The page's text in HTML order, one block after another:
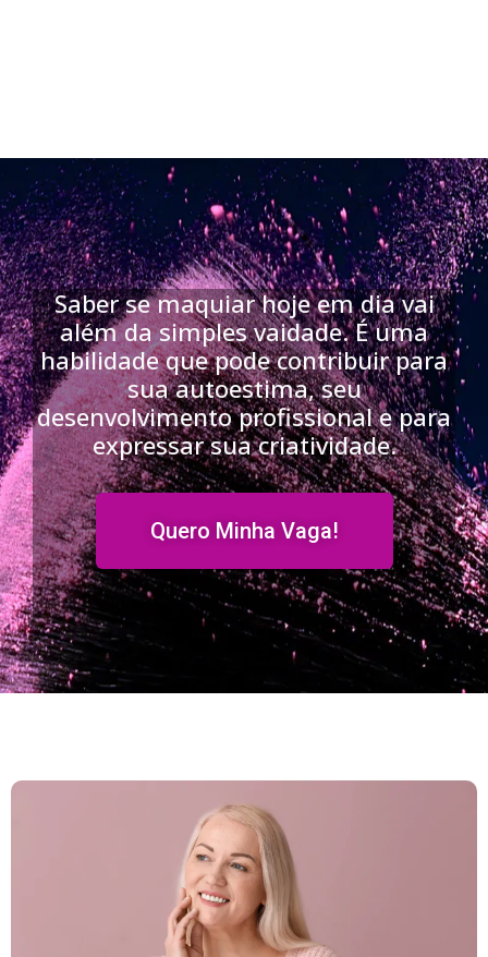
Saber se maquiar hoje em dia vai
além da simples vaidade. É uma
habilidade que pode contribuir para
sua autoestima, seu
desenvolvimento profissional e para
expressar sua criatividade.
Quero Minha Vaga!